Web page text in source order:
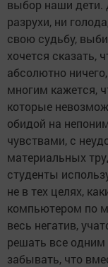
выбор наши дети.
разрухи, ни
свою судьбу,
хочется сказать,
абсолютно
многим кажется,
которые
обидой на
чувствами, с
материальных
студенты
не в тех целях,
компьютером по
весь негатив,
решать все
забывать, что